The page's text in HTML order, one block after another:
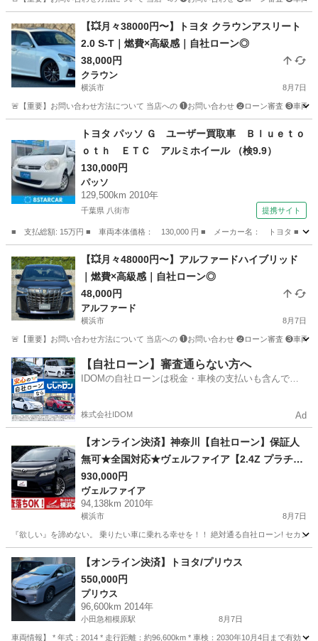
ハイエース 車両
【💥月々38000円〜】トヨタ クラウンアスリート
2.0 S-T｜燃費×高級感｜自社ローン◎
38,000円
クラウン
横浜市 8月7日
🚨【重要】お問い合わせ方法について 当店への ❶お問い合わせ ❷ローン審査 ❸車両
クラウン クラウンアスリート
トヨタ パッソ Ｇ ユーザー買取車 Ｂｌｕｅｔｏ
ｏｔｈ ＥＴＣ アルミホイール （検9.9）
130,000円
パッソ
129,500km 2010年
千葉県 八街市 提携サイト
■ 支払総額: 15万円 ■ 車両本体価格： 130,000 円 ■ メーカー名： トヨタ ■
パッソ
【💥月々48000円〜】アルファードハイブリッド
｜燃費×高級感｜自社ローン◎
48,000円
アルファード
横浜市 8月7日
🚨【重要】お問い合わせ方法について 当店への ❶お問い合わせ ❷ローン審査 ❸車両
神奈川 横浜市 アルファード 車両
【自社ローン】審査通らない方へ
IDOMの自社ローンは税金・車検の支払いも含んでい
株式会社IDOM Ad
【オンライン決済】神奈川【自社ローン】保証人
無可★全国対応★ヴェルファイア【2.4Z プラチナ
セレクション】 Bluetooth/社外20インチAW/サン
ルーフ/ALPINEナビ/フリップダウンモニター/レザ
ー調シートカバー/後席オットマン/ETC
930,000円
ヴェルファイア
94,138km 2010年
横浜市 8月7日
『欲しい』を諦めない。 乗りたい車に乗れる幸せを！！ 絶対通る自社ローン! セカ
神奈川 横浜市 ヴェルファイア
【オンライン決済】トヨタ/プリウス
550,000円
プリウス
96,600km 2014年
小田急相模原駅 8月7日
車両情報】 * 年式：2014 * 走行距離：約96,600km * 車検：2030年10月4日まで有効（